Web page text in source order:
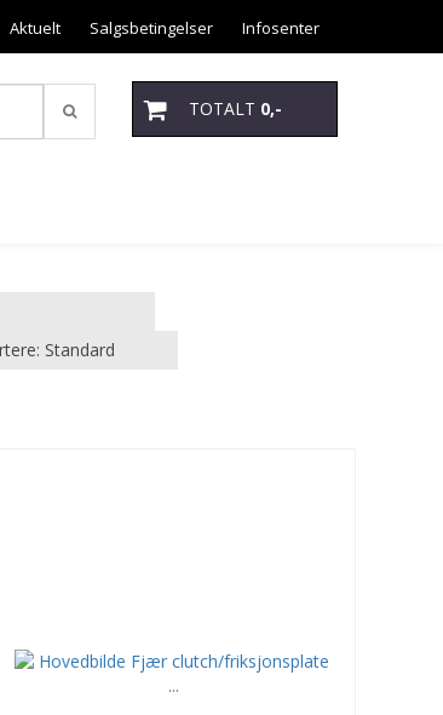
Aktuelt Salgsbetingelser Infosenter
TOTALT 0,-